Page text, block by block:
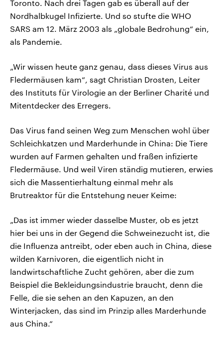
Toronto. Nach drei Tagen gab es überall auf der
Nordhalbkugel Infizierte. Und so stufte die WHO
SARS am 12. März 2003 als „globale Bedrohung“ ein,
als Pandemie.
„Wir wissen heute ganz genau, dass dieses Virus aus
Fledermäusen kam“, sagt Christian Drosten, Leiter
des Instituts für Virologie an der Berliner Charité und
Mitentdecker des Erregers.
Das Virus fand seinen Weg zum Menschen wohl über
Schleichkatzen und Marderhunde in China: Die Tiere
wurden auf Farmen gehalten und fraßen infizierte
Fledermäuse. Und weil Viren ständig mutieren, erwies
sich die Massentierhaltung einmal mehr als
Brutreaktor für die Entstehung neuer Keime:
„Das ist immer wieder dasselbe Muster, ob es jetzt
hier bei uns in der Gegend die Schweinezucht ist, die
die Influenza antreibt, oder eben auch in China, diese
wilden Karnivoren, die eigentlich nicht in
landwirtschaftliche Zucht gehören, aber die zum
Beispiel die Bekleidungsindustrie braucht, denn die
Felle, die sie sehen an den Kapuzen, an den
Winterjacken, das sind im Prinzip alles Marderhunde
aus China.“